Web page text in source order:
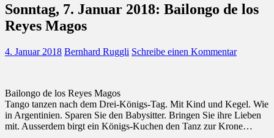
Sonntag, 7. Januar 2018: Bailongo de los
Reyes Magos
4. Januar 2018 Bernhard Ruggli Schreibe einen Kommentar
Bailongo de los Reyes Magos
Tango tanzen nach dem Drei-Königs-Tag. Mit Kind und Kegel. Wie
in Argentinien. Sparen Sie den Babysitter. Bringen Sie ihre Lieben
mit. Ausserdem birgt ein Königs-Kuchen den Tanz zur Krone…